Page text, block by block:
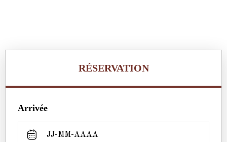
RÉSERVATION
Arrivée